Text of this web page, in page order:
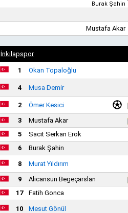
Burak Şahin
Mustafa Akar
İnkılapspor
1 Okan Topaloğlu
4 Musa Demir
2
Ömer Kesici
3
Mustafa Akar
5
Sacit Serkan Erok
6
Burak Şahin
8
Murat Yıldırım
9
Alicansun Begeçarslan
17
Fatih Gonca
10 Mesut Gönül